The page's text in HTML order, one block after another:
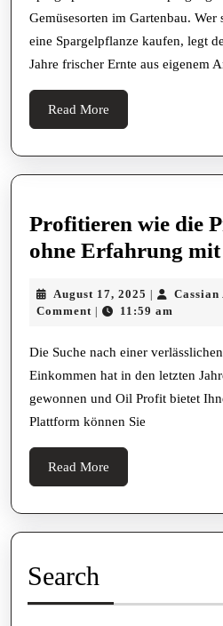
Gemüsesorten im Gartenbau. Wer
eine Spargelpflanze kaufen, legt
Jahre frischer Ernte aus eigenem
Read More
More
Profitieren wie die
ohne Erfahrung
August 17, 2025 August
17,
| Cassian
Comment | 11:59 am
Die Suche nach einer
Einkommen hat in den letzten
gewonnen und Oil Profit bietet
Plattform können Sie
Read More
More
Search